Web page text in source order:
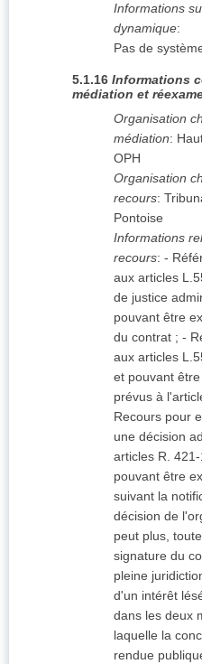
Informations
dynamique:
Pas de
5.1.16 Informations
médiation et
Organisation
médiation:
OPH
Organisation
recours:
Pontoise
Informations
recours: -
aux articles
de justice
pouvant être
du contrat ; -
aux articles
et pouvant
prévus à
Recours pour
une décision
articles R.
pouvant être
suivant la
décision de
peut plus,
signature du
pleine
d'un intérêt
dans les deux
laquelle la
rendue